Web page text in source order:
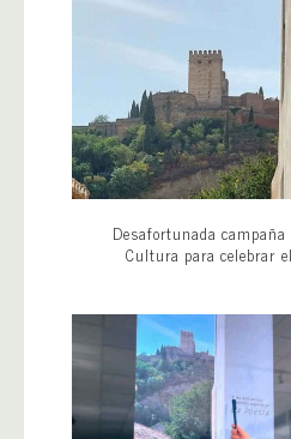
Desafortunada
Cultura para celebrar